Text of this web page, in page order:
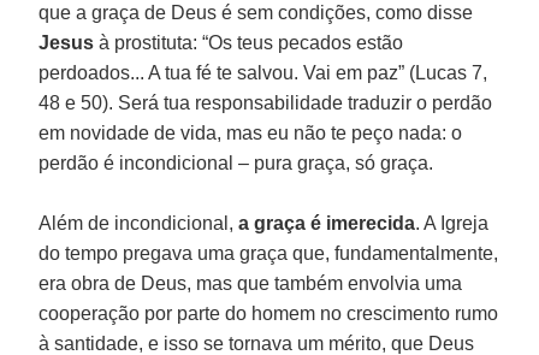
que a graça de Deus é sem condições, como disse
Jesus à prostituta: “Os teus pecados estão
perdoados... A tua fé te salvou. Vai em paz” (Lucas 7,
48 e 50). Será tua responsabilidade traduzir o perdão
em novidade de vida, mas eu não te peço nada: o
perdão é incondicional – pura graça, só graça.
Além de incondicional,a graça é imerecida. A Igreja
do tempo pregava uma graça que, fundamentalmente,
era obra de Deus, mas que também envolvia uma
cooperação por parte do homem no crescimento rumo
à santidade, e isso se tornava um mérito, que Deus